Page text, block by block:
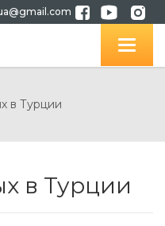
в Турции
в Турции